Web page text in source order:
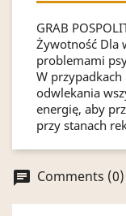
GRAB
Żywotność Dla
problemami
W
odwlekania
energię, aby
przy stanach
chat Comments (0)